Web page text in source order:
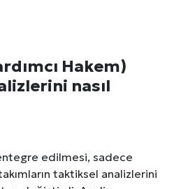
Hakem)
nasıl
edilmesi, sadece
taktiksel analizlerini